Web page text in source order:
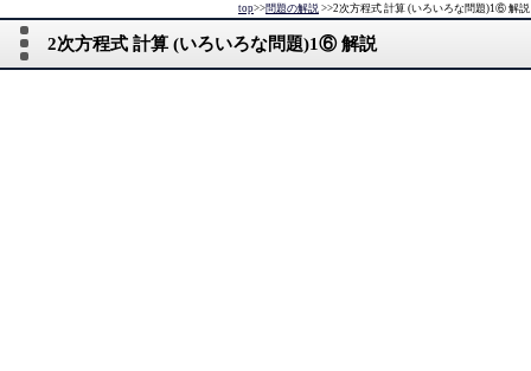
2次方程式 計算 (いろいろな問題)1⑥ 解説
top>>問題の解説 >>2次方程式 計算 (いろいろな問題)1⑥ 解説